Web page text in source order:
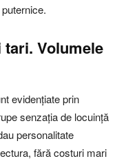
Volumele
evidențiate prin
senzația de locuință
personalitate
fără costuri mari